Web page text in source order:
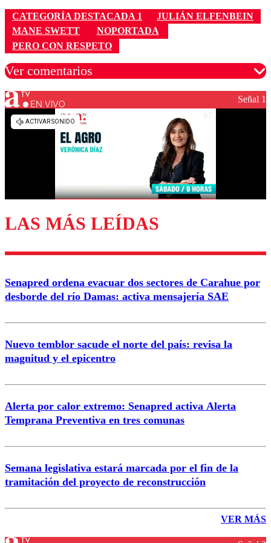
CATEGORÍA DESTACADA 1
JULIÁN ELFENBEIN
MANE SWETT
NOPORTADA
PERO CON RESPETO
Ver comentarios
Los comentarios son moderados para garantizar un
diálogo respetuoso.
Enviar comentario
EN VIVO Señal 1
LAS MÁS LEÍDAS
Senapred ordena evacuar dos sectores de Carahue por
desborde del río Damas: activa mensajería SAE
Nuevo temblor sacude el norte del país: revisa la
magnitud y el epicentro
Alerta por calor extremo: Senapred activa Alerta
Temprana Preventiva en tres comunas
Semana legislativa estará marcada por el fin de la
tramitación del proyecto de reconstrucción
VER MÁS